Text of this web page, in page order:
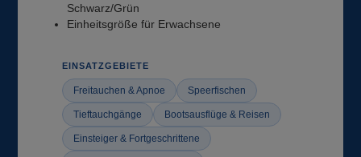
Schwarz/Grün
Einheitsgröße für Erwachsene
EINSATZGEBIETE
Freitauchen & Apnoe Speerfischen
Tieftauchgänge Bootsausflüge & Reisen
Einsteiger & Fortgeschrittene